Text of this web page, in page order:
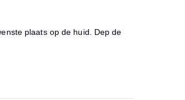
plaats op de huid. Dep de